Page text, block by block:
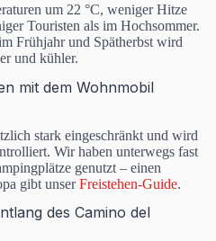
um 22 °C, weniger Hitze
Touristen als im Hochsommer.
Frühjahr und Spätherbst wird
und kühler.
mit dem Wohnmobil
stark eingeschränkt und wird
Wir haben unterwegs fast
genutzt – einen
gibt unserFreistehen-Guide.
des Camino del